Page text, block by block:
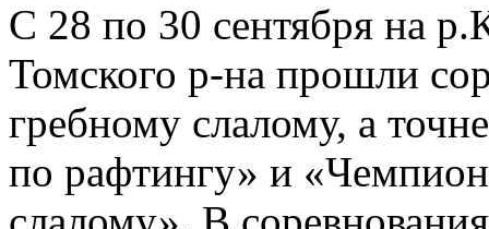
С 28 по 30 сентября на
Томского р-на прошли
гребному слалому, а
по рафтингу» и